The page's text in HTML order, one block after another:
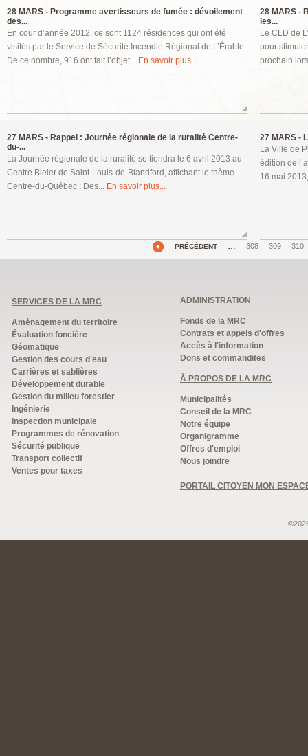
28 MARS - Programme avertisseurs de fumée : dévoilement
des...
En cour d’année 2012, ce sont 1124 résidences qui ont été
visités par le Service de Sécurité Incendie Régional de L’Érable.
De ce nombre, 916 ont fait l’objet... En savoir plus...
28 MARS -
les...
Le CLD de
pour
prochain
27 MARS - Rappel : Journée régionale de la ruralité Centre-
du-...
La Journée régionale de la ruralité se tiendra le 6 avril 2013 au
Centre Bieler de Saint-Louis-de-Blandford, affichant le thème
Centre-du-Québec : Des... En savoir plus...
27 MARS -
La Ville de
édition de
16 mai
PRÉCÉDENT … 308 309 310
SERVICES DE LA MRC
Aménagement du territoire
Évaluation foncière
Géomatique
Gestion des cours d'eau
Carrières et sablières
Développement durable
Gestion du milieu forestier
Ingénierie
Inspection municipale
Programmes de rénovation
Sécurité publique
Transport collectif
Ventes pour taxes
ADMINISTRATION
Fonds de la MRC
Contrats et appels d'offres
Accès à l'information
Dons et commandites
À PROPOS DE LA MRC
Municipalités
Conseil de la MRC
Notre équipe
Organigramme
Offres d'emploi
Nous joindre
PORTAIL CITOYEN MON